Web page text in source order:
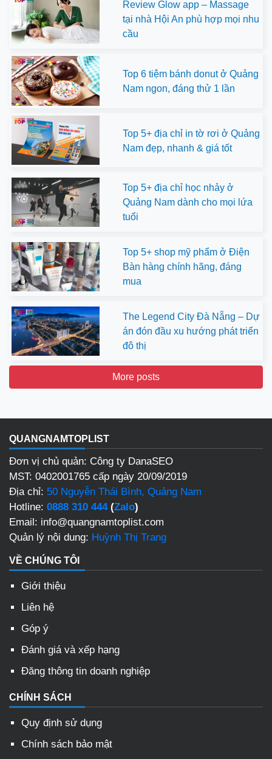
Review Glow app – Massage
tại nhà Hội An phù hợp mọi nhu
cầu
Top 6 tiệm bánh donut ở Quảng
Nam ngon, đáng thử 1 lần
Top 5+ địa chỉ in tờ rơi ở Quảng
Nam đẹp, nhanh & giá tốt
Top 5+ địa chỉ học nhảy ở
Quảng Nam dành cho mọi lứa
tuổi
Top 5+ shop mỹ phẩm ở Điện
Bàn hàng chính hãng, đáng
mua
The Legend City Đà Nẵng – Dự
án đón đầu xu hướng phát triển
đô thị
More posts
QUANGNAMTOPLIST
Đơn vị chủ quản: Công ty DanaSEO
MST: 0402001765 cấp ngày 20/09/2019
Địa chỉ: 50 Nguyễn Thái Bình, Quảng Nam
Hotline: 0888 310 444(Zalo)
Email: info@quangnamtoplist.com
Quản lý nội dung: Huỳnh Thị Trang
VỀ CHÚNG TÔI
Giới thiệu
Liên hệ
Góp ý
Đánh giá và xếp hạng
Đăng thông tin doanh nghiệp
CHÍNH SÁCH
Quy định sử dụng
Chính sách bảo mật